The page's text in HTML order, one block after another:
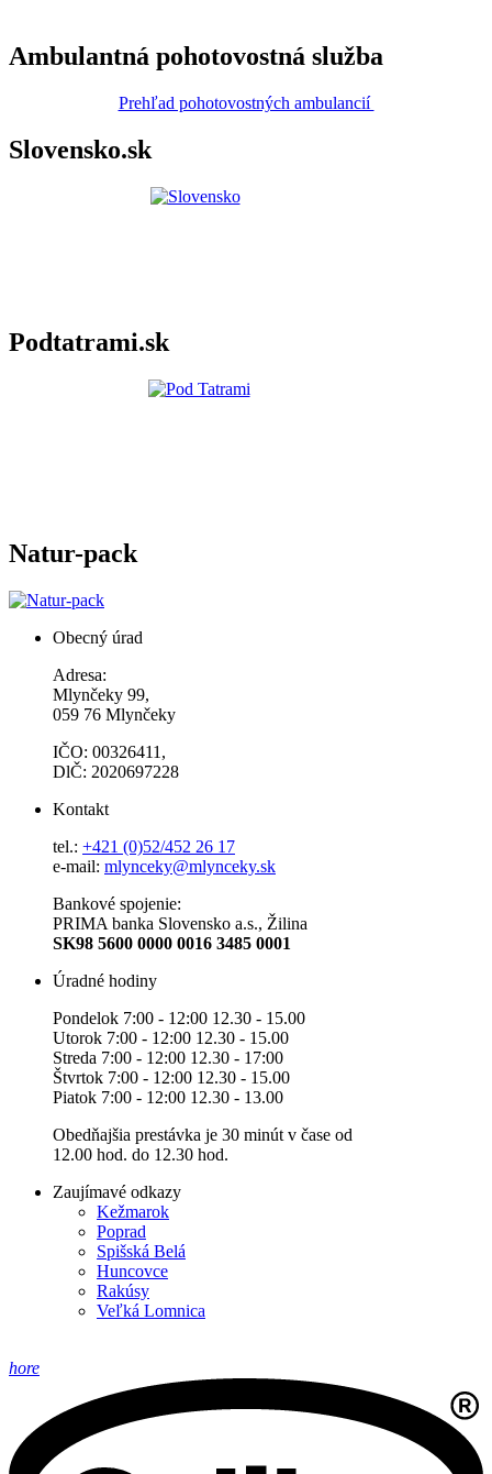
Ambulantná pohotovostná služba
Prehľad pohotovostných ambulancií
Slovensko.sk
Podtatrami.sk
Natur-pack
Obecný úrad
Adresa:
Mlynčeky 99,
059 76 Mlynčeky
IČO: 00326411,
DlČ: 2020697228
Kontakt
tel.: +421 (0)52/452 26 17
e-mail: mlynceky@mlynceky.sk
Bankové spojenie:
PRIMA banka Slovensko a.s., Žilina
SK98 5600 0000 0016 3485 0001
Úradné hodiny
Pondelok 7:00 - 12:00 12.30 - 15.00
Utorok 7:00 - 12:00 12.30 - 15.00
Streda 7:00 - 12:00 12.30 - 17:00
Štvrtok 7:00 - 12:00 12.30 - 15.00
Piatok 7:00 - 12:00 12.30 - 13.00
Obedňajšia prestávka je 30 minút v čase od
12.00 hod. do 12.30 hod.
Zaujímavé odkazy
Kežmarok
Poprad
Spišská Belá
Huncovce
Rakúsy
Veľká Lomnica
hore